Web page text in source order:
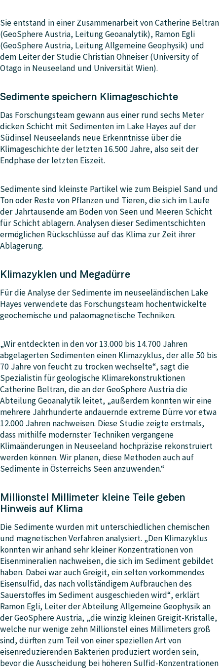
Sie entstand in einer Zusammenarbeit von Catherine Beltran
(GeoSphere Austria, Leitung Geoanalytik), Ramon Egli
(GeoSphere Austria, Leitung Allgemeine Geophysik) und
dem Leiter der Studie Christian Ohneiser (University of
Otago in Neuseeland und Universität Wien).
Sedimente speichern Klimageschichte
Das Forschungsteam gewann aus einer rund sechs Meter
dicken Schicht mit Sedimenten im Lake Hayes auf der
Südinsel Neuseelands neue Erkenntnisse über die
Klimageschichte der letzten 16.500 Jahre, also seit der
Endphase der letzten Eiszeit.
Sedimente sind kleinste Partikel wie zum Beispiel Sand und
Ton oder Reste von Pflanzen und Tieren, die sich im Laufe
der Jahrtausende am Boden von Seen und Meeren Schicht
für Schicht ablagern. Analysen dieser Sedimentschichten
ermöglichen Rückschlüsse auf das Klima zur Zeit ihrer
Ablagerung.
Klimazyklen und Megadürre
Für die Analyse der Sedimente im neuseeländischen Lake
Hayes verwendete das Forschungsteam hochentwickelte
geochemische und paläomagnetische Techniken.
„Wir entdeckten in den vor 13.000 bis 14.700 Jahren
abgelagerten Sedimenten einen Klimazyklus, der alle 50 bis
70 Jahre von feucht zu trocken wechselte“, sagt die
Spezialistin für geologische Klimarekonstruktionen
Catherine Beltran, die an der GeoSphere Austria die
Abteilung Geoanalytik leitet, „außerdem konnten wir eine
mehrere Jahrhunderte andauernde extreme Dürre vor etwa
12.000 Jahren nachweisen. Diese Studie zeigte erstmals,
dass mithilfe modernster Techniken vergangene
Klimaänderungen in Neuseeland hochpräzise rekonstruiert
werden können. Wir planen, diese Methoden auch auf
Sedimente in Österreichs Seen anzuwenden.“
Millionstel Millimeter kleine Teile geben
Hinweis auf Klima
Die Sedimente wurden mit unterschiedlichen chemischen
und magnetischen Verfahren analysiert. „Den Klimazyklus
konnten wir anhand sehr kleiner Konzentrationen von
Eisenmineralien nachweisen, die sich im Sediment gebildet
haben. Dabei war auch Greigit, ein selten vorkommendes
Eisensulfid, das nach vollständigem Aufbrauchen des
Sauerstoffes im Sediment ausgeschieden wird“, erklärt
Ramon Egli, Leiter der Abteilung Allgemeine Geophysik an
der GeoSphere Austria, „die winzig kleinen Greigit-Kristalle,
welche nur wenige zehn Millionstel eines Millimeters groß
sind, dürften zum Teil von einer speziellen Art von
eisenreduzierenden Bakterien produziert worden sein,
bevor die Ausscheidung bei höheren Sulfid-Konzentrationen